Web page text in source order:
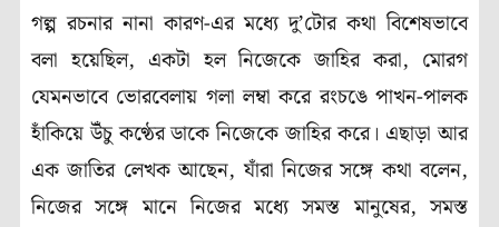
গল্প রচনার নানা কারণ-এর মধ্যে দু’টোর কথা বিশেষভাবে
বলা হয়েছিল, একটা হল নিজেকে জাহির করা, মোরগ
যেমনভাবে ভোরবেলায় গলা লম্বা করে রংচঙে পাখন-পালক
হাঁকিয়ে উঁচু কণ্ঠের ডাকে নিজেকে জাহির করে। এছাড়া আর
এক জাতির লেখক আছেন, যাঁরা নিজের সঙ্গে কথা বলেন,
নিজের সঙ্গে মানে নিজের মধ্যে সমস্ত মানুষের, সমস্ত